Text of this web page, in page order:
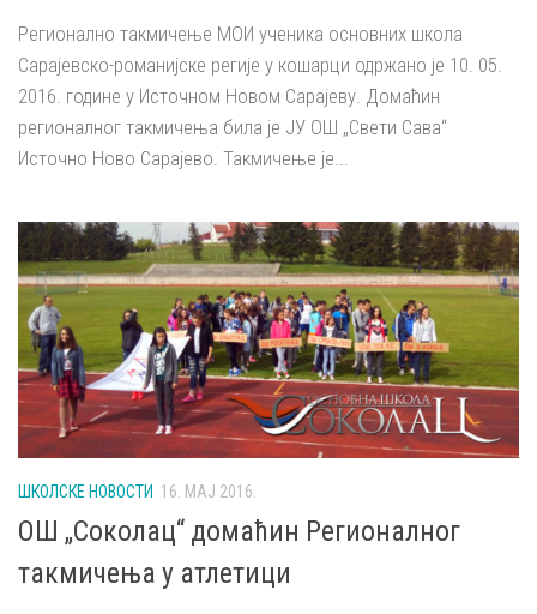
Регионално такмичење МОИ ученика основних школа
Сарајевско-романијске регије у кошарци одржано је 10. 05.
2016. године у Источном Новом Сарајеву. Домаћин
регионалног такмичења била је ЈУ ОШ „Свети Сава“
Источно Ново Сарајево. Такмичење је...
ШКОЛСКЕ НОВОСТИ 16. МАЈ 2016.
ОШ „Соколац“ домаћин Регионалног
такмичења у атлетици